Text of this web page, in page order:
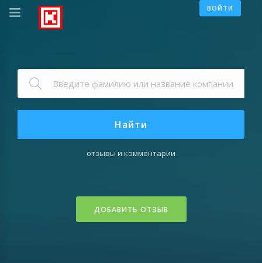
ВОЙТИ
Найти
отзывы и комментарии
ДОБАВИТЬ ОТЗЫВ